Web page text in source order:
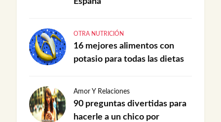
OTRA NUTRICIÓN
16 mejores alimentos con
potasio para todas las dietas
Amor Y Relaciones
90 preguntas divertidas para
hacerle a un chico por